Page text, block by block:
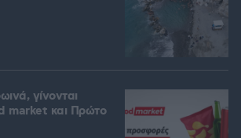
γίνονται
market και Πρώτο